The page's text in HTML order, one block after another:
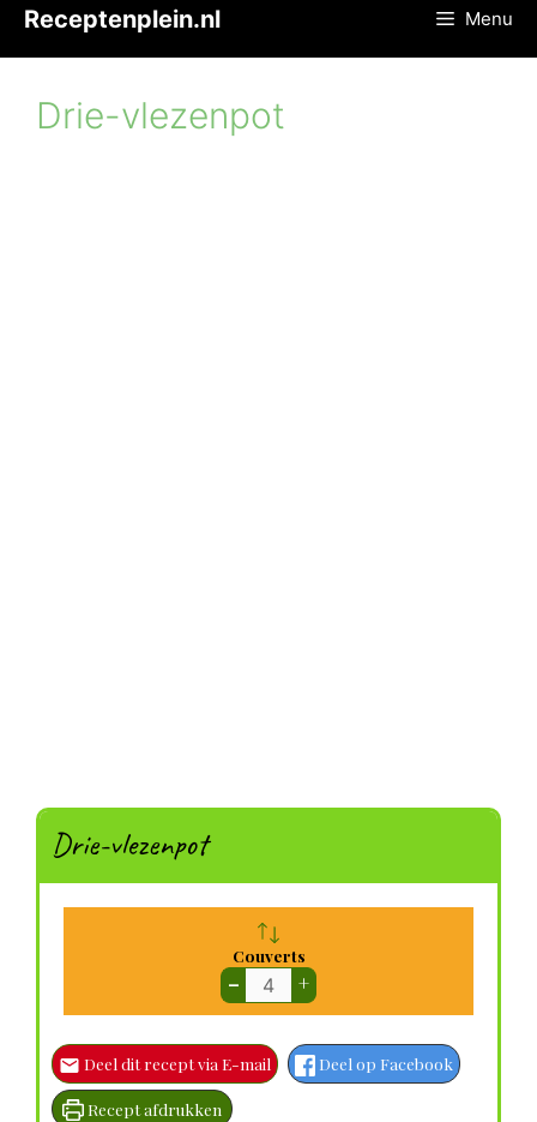
inhoud
Receptenplein.nl Menu
Drie-vlezenpot
Drie-vlezenpot
Couverts
– +
Deel dit recept via E-mail Deel op Facebook
Recept afdrukken